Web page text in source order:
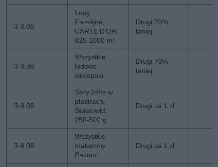
3-8.08
Lody
Familijne,
CARTE D’OR,
825-1000 ml
Drugi 70%
taniej
3-8.08
Wszystkie
lodowe
wielopaki
Drugi 70%
taniej
3-8.08
Sery żółte w
plastrach,
Światowid,
250-500 g
Drugi za 1 zł
3-8.08
Wszystkie
makarony
Pastani
Drugi za 1 zł